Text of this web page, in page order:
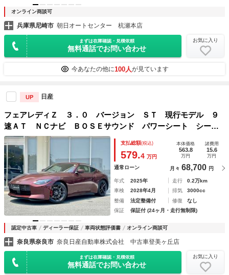
オンライン商談可
兵庫県尼崎市 朝日オートセンター 杭瀬本店
まずは在庫確認・見積依頼
無料通話でお問い合わせ
お気に入り
今あなたの他に100人が見ています
UP 日産
フェアレディＺ ３．０ バージョン ＳＴ 現行モデル ９
速ＡＴ ＮＣナビ ＢＯＳＥサウンド パワーシート シート
ヒータ フルセグＴＶ ＥＴＣ２．０ バックカメラ レーダ
ークルコン ハーフレザーシート 踏み間違い防止 ＬＥＤヘ
ッドライト
支払総額(税込)
579.4 万円
本体価格
563.8
万円
諸費用
15.6
万円
通常ローン 月々 68,700 円
年式 2025年 走行
0.2万km
車検
2028年4月 排気
3000cc
整備
法定整備付 修復
なし
保証
保証付 (24ヶ月・走行無制限)
認定中古車 ディーラー保証 車両状態評価書 オンライン商談可
奈良県奈良市 奈良日産自動車株式会社 中古車登美ヶ丘店
まずは在庫確認・見積依頼
無料通話でお問い合わせ
お気に入り